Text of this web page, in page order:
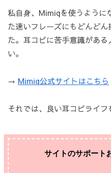
私自身、Mimiqを使うように
た速いフレーズにもどんど
た。耳コピに苦手意識があ
い。
→ Mimiq公式サイトはこちら
それでは、良い耳コピライフ
サイトのサポート